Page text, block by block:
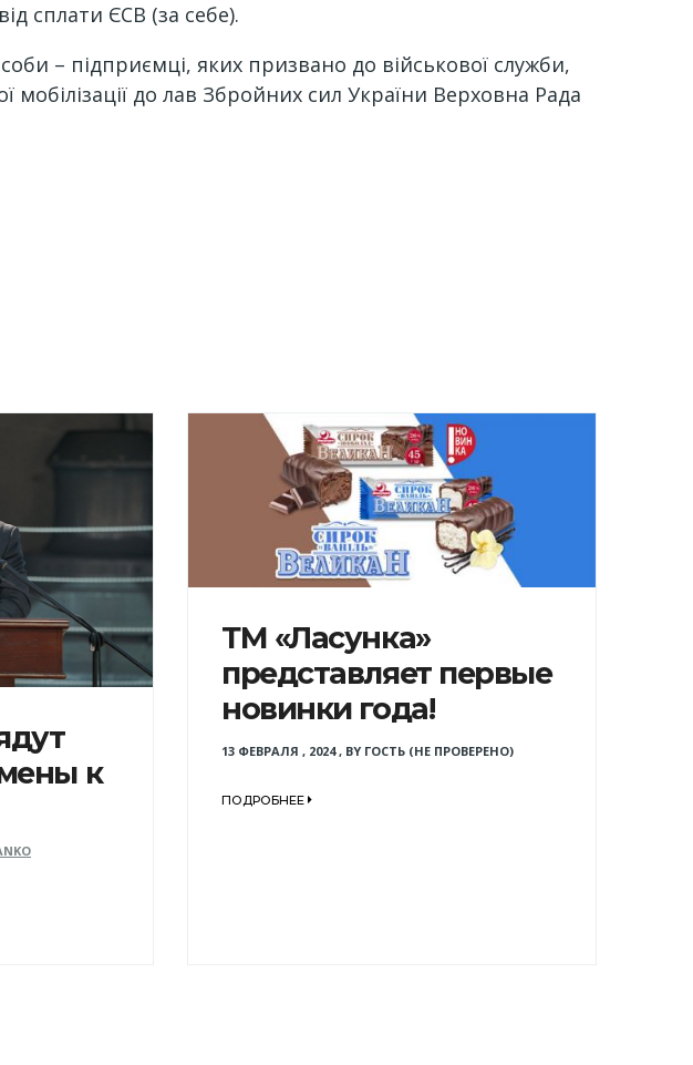
сплати ЄСВ (за себе).
– підприємці, яких призвано до військової служби,
до лав Збройних сил України Верховна Рада
к
ТМ «Ласунка»
представляет первые
новинки года!
13 ФЕВРАЛЯ , 2024, BY ГОСТЬ (НЕ ПРОВЕРЕНО)
ПОДРОБНЕЕ